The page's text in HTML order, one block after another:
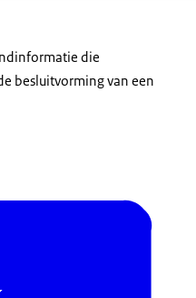
die
besluitvorming van een